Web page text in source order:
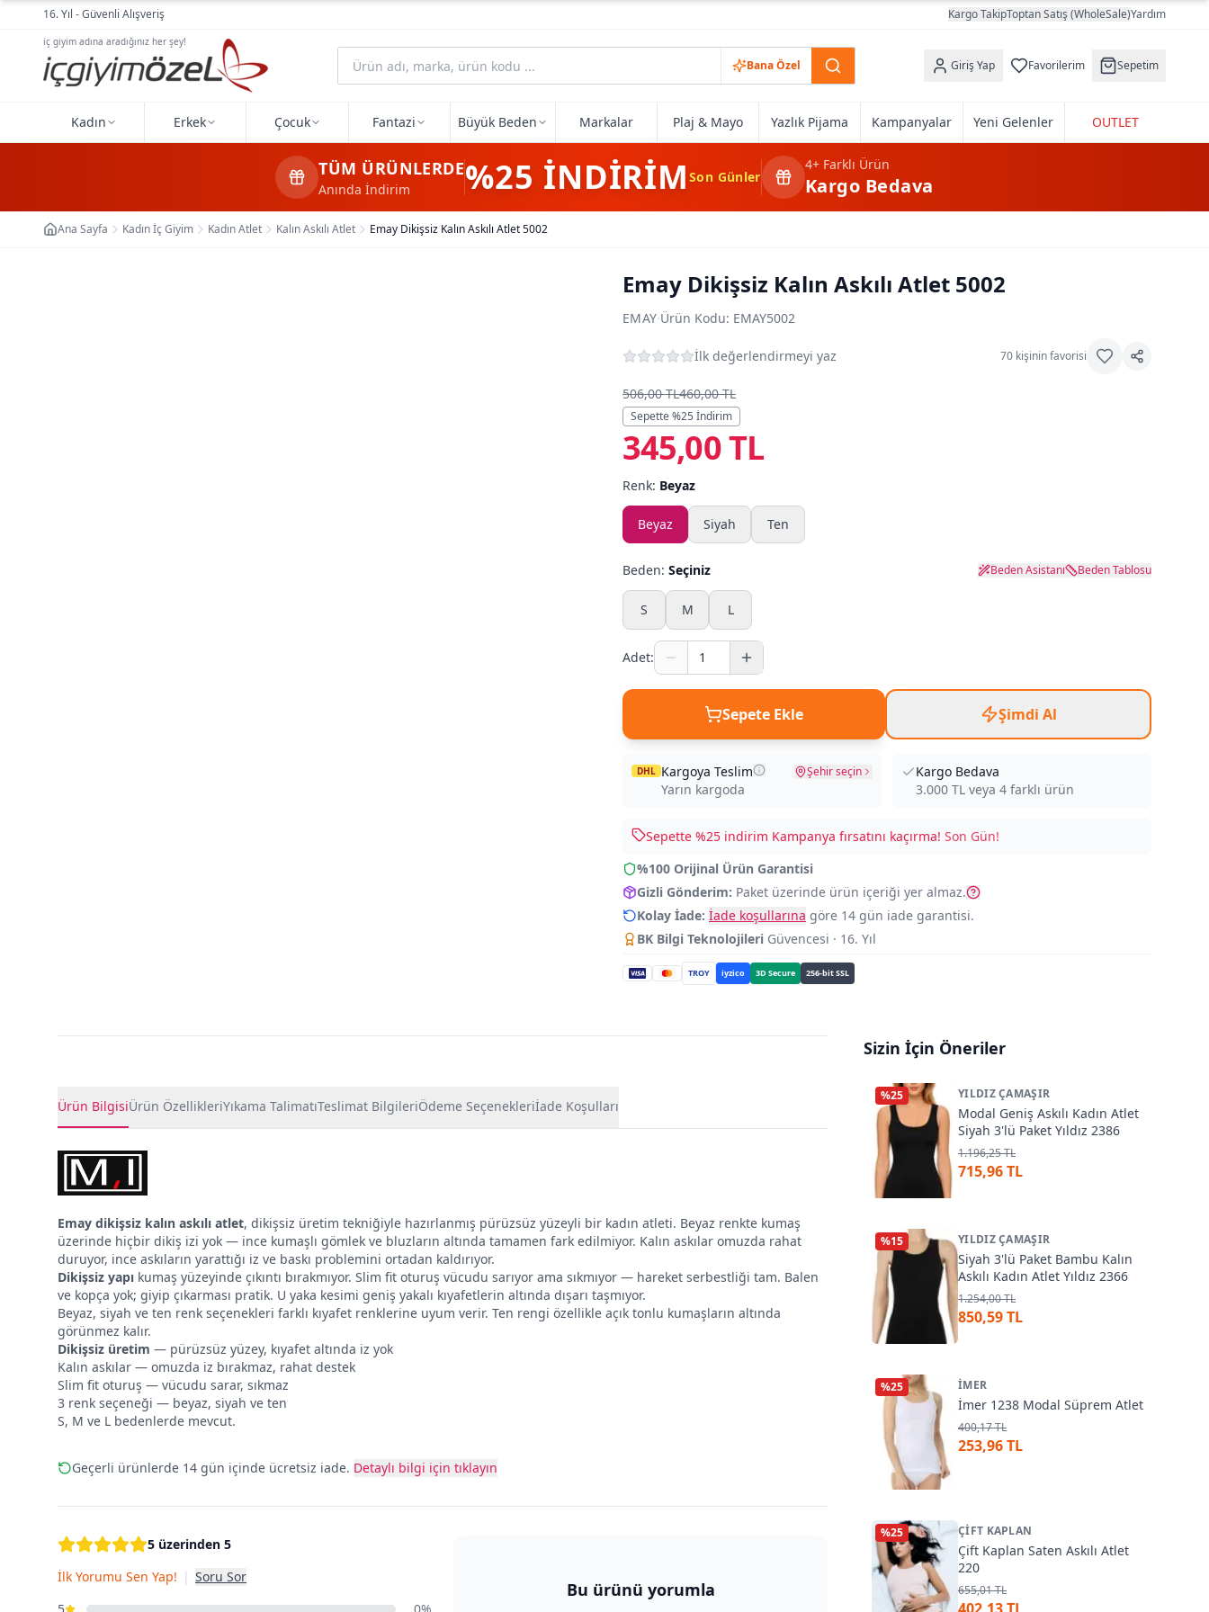
Ana içeriğe geç16. Yıl - Güvenli Alışveriş Kargo TakipToptan Satış (WholeSale)Yardım
iç giyim adına aradığınız her şey!
Bana Özel Giriş Yap Favorilerim Sepetim
Kadın Erkek Çocuk Fantazi Büyük Beden Markalar Plaj & Mayo Yazlık Pijama Kampanyalar Yeni Gelenler OUTLET
TÜM ÜRÜNLERDE
Anında İndirim %25 İNDİRİMSon Günler
4+Farklı Ürün
Kargo Bedava
Ana Sayfa Kadın İç Giyim Kadın Atlet Kalın Askılı Atlet Emay Dikişsiz Kalın Askılı Atlet 5002
Emay Dikişsiz Kalın Askılı Atlet 5002
EMAY·Ürün Kodu: EMAY5002
İlk değerlendirmeyi yaz 70 kişinin favorisi
506,00 TL460,00 TL
Sepette %25 İndirim
345,00 TL
Renk: Beyaz
Beyaz Siyah Ten
Beden: Seçiniz Beden Asistanı Beden Tablosu
S M L
Adet:
Sepete Ekle Şimdi Al
DHL Kargoya Teslim
Yarın kargoda
Şehir seçin
Kargo Bedava
3.000 TL veya 4 farklı ürün
Sepette %25 indirim Kampanya fırsatını kaçırma! Son Gün!
%100 Orijinal Ürün Garantisi
Gizli Gönderim: Paket üzerinde ürün içeriği yer almaz.
Kolay İade: İade koşullarına göre 14 gün iade garantisi.
BK Bilgi Teknolojileri Güvencesi · 16. Yıl
TROY iyzico 3D Secure 256-bit SSL
Ürün BilgisiÜrün ÖzellikleriYıkama TalimatıTeslimat BilgileriÖdeme Seçenekleriİade Koşulları
Emay dikişsiz kalın askılı atlet, dikişsiz üretim tekniğiyle hazırlanmış pürüzsüz yüzeyli bir kadın atleti. Beyaz renkte kumaş
üzerinde hiçbir dikiş izi yok — ince kumaşlı gömlek ve bluzların altında tamamen fark edilmiyor. Kalın askılar omuzda rahat
duruyor, ince askıların yarattığı iz ve baskı problemini ortadan kaldırıyor.
Dikişsiz yapı kumaş yüzeyinde çıkıntı bırakmıyor. Slim fit oturuş vücudu sarıyor ama sıkmıyor — hareket serbestliği tam. Balen
ve kopça yok; giyip çıkarması pratik. U yaka kesimi geniş yakalı kıyafetlerin altında dışarı taşmıyor.
Beyaz, siyah ve ten renk seçenekleri farklı kıyafet renklerine uyum verir. Ten rengi özellikle açık tonlu kumaşların altında
görünmez kalır.
Dikişsiz üretim — pürüzsüz yüzey, kıyafet altında iz yok
Kalın askılar — omuzda iz bırakmaz, rahat destek
Slim fit oturuş — vücudu sarar, sıkmaz
3 renk seçeneği — beyaz, siyah ve ten
S, M ve L bedenlerde mevcut.
Geçerli ürünlerde 14 gün içinde ücretsiz iade. Detaylı bilgi için tıklayın
5 üzerinden 5
İlk Yorumu Sen Yap! | Soru Sor
Bu ürünü yorumla
Sizin İçin Öneriler
%25 YILDIZ ÇAMAŞIR
Modal Geniş Askılı Kadın Atlet
Siyah 3'lü Paket Yıldız 2386
1.196,25 TL
715,96 TL
%15 YILDIZ ÇAMAŞIR
Siyah 3'lü Paket Bambu Kalın
Askılı Kadın Atlet Yıldız 2366
1.254,00 TL
850,59 TL
%25 İMER
İmer 1238 Modal Süprem Atlet
400,17 TL
253,96 TL
%25 ÇIFT KAPLAN
Çift Kaplan Saten Askılı Atlet
220
655,01 TL